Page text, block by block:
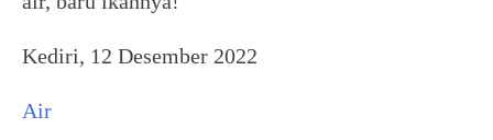
Kediri, 12 Desember 2022
Air